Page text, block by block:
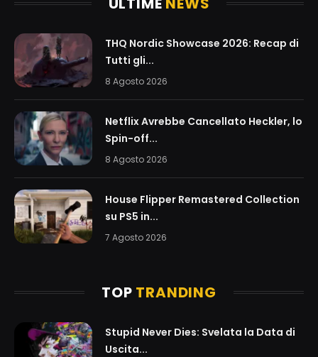
THQ Nordic Showcase 2026: Recap di
Tutti gli...
8 Agosto 2026
Netflix Avrebbe Cancellato Heckler, lo
Spin-off...
8 Agosto 2026
House Flipper Remastered Collection
su PS5 in...
7 Agosto 2026
TOP TRANDING
Stupid Never Dies: Svelata la Data di
Uscita...